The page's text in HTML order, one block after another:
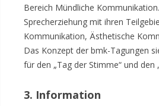
Bereich Mündliche
Sprecherziehung mit ihren
Kommunikation, Ästhetische
Das Konzept der bmk-Tagungen
für den „Tag der Stimme“ und
3. Information